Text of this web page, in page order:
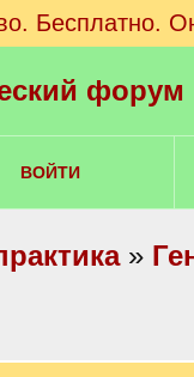
Бесплатно.
ВОЙТИ
»